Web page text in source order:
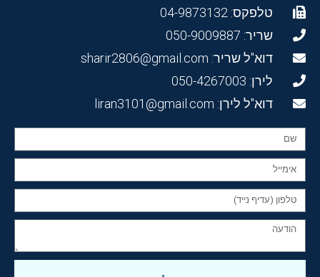
טלפקס: 04-9873132
שריר: 050-9009887
דוא"ל שריר: sharir2806@gmail.com
לירן: 050-4267003
דוא"ל לירן: liran3101@gmail.com